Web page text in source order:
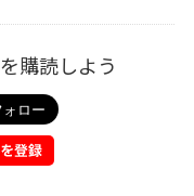
購読しよう